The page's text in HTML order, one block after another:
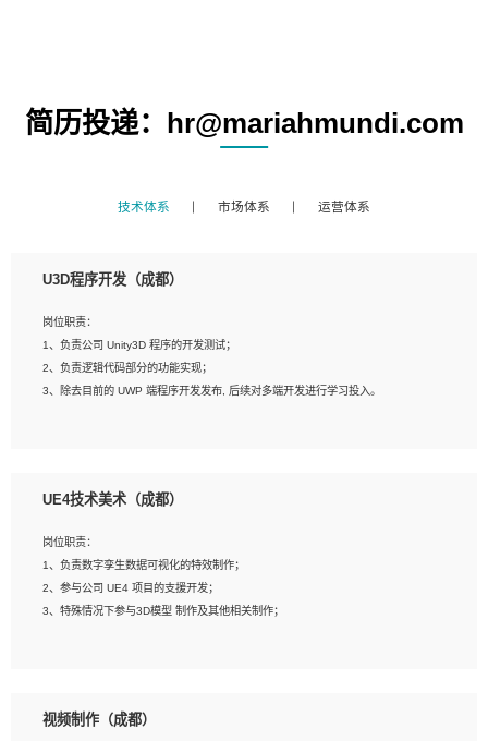
简历投递：hr@mariahmundi.com
技术体系 市场体系 运营体系
U3D程序开发（成都）
岗位职责：
1、负责公司 Unity3D 程序的开发测试；
2、负责逻辑代码部分的功能实现；
3、除去目前的 UWP 端程序开发发布, 后续对多端开发进行学习投入。
2、熟练掌握 Unity3D 程序开发，精通 C# 语言开发；
4、有良好的沟通能力和团队合作意识；
5、开发过 HoloLens 程序者优先。
UE4技术美术（成都）
岗位职责：
1、负责数字孪生数据可视化的特效制作；
2、参与公司 UE4 项目的支援开发；
3、特殊情况下参与3D模型 制作及其他相关制作；
上；
视频制作（成都）